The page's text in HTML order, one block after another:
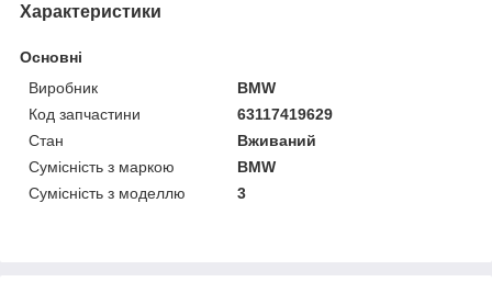
Характеристики
Основні
Виробник
BMW
Код запчастини
63117419629
Стан
Вживаний
Сумісність з маркою
BMW
Сумісність з моделлю
3